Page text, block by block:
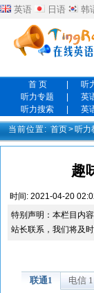
英语 日语 韩
首 页 听
听力专题
英
听力搜索
英
当前位置: 首页>听力
趣
时间: 2021-04-20
特别声明：本栏目内
站长联系，我们将及